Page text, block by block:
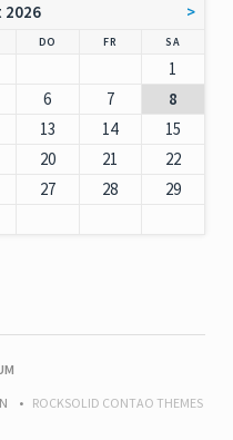
2026 >
DO NNERSTAG
FR SAMSTAG
1
6 7
8
13 14
15
20 21
22
27 28
29
ROCKSOLID CONTAO THEMES